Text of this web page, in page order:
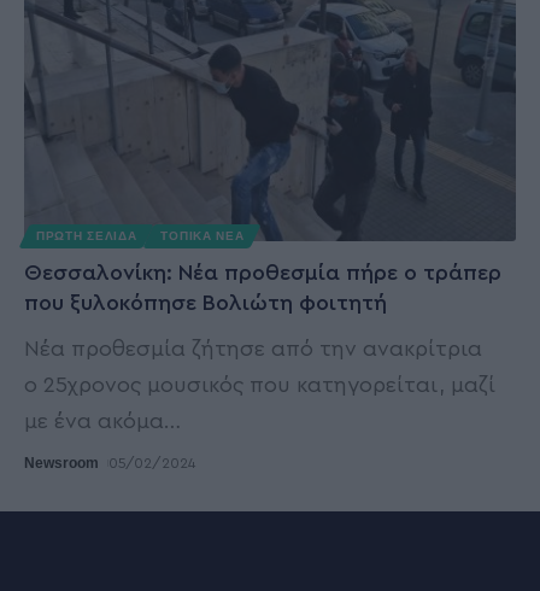
ΠΡΩΤΗ ΣΕΛΙΔΑ ΤΟΠΙΚΑ ΝΕΑ
Θεσσαλονίκη: Νέα προθεσμία πήρε ο τράπερ
που ξυλοκόπησε Βολιώτη φοιτητή
Νέα προθεσμία ζήτησε από την ανακρίτρια
ο 25χρονος μουσικός που κατηγορείται, μαζί
με ένα ακόμα…
Newsroom 05/02/2024